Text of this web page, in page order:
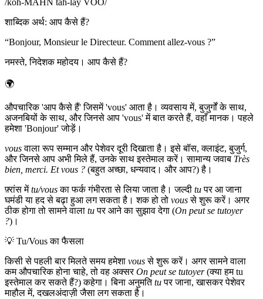
/koh-MAHN tah-lay VOO/
शाब्दिक अर्थ: आप कैसे हैं?
“Bonjour, Monsieur le Directeur. Comment allez-vous ?”
नमस्ते, निदेशक महोदय। आप कैसे हैं?
🌍
औपचारिक 'आप कैसे हैं' जिसमें 'vous' आता है। व्यवसाय में, बुजुर्गों के साथ,
अजनबियों के साथ, और जिनसे आप 'vous' में बात करते हैं, वहाँ मानक। पहले
हमेशा 'Bonjour' जोड़ें।
vousवाला रूप सम्मान और पेशेवर दूरी दिखाता है। इसे बॉस, क्लाइंट, बुजुर्ग,
और जिनसे आप अभी मिले हैं, उनके साथ इस्तेमाल करें। सामान्य जवाब Très
bien, merci. Et vous ? (बहुत अच्छा, धन्यवाद। और आप?) है।
फ़्रांस मेंtu/vousका फर्क गंभीरता से लिया जाता है। जल्दी tuपर आ जाना
घमंडी या हद से बढ़ा हुआ लग सकता है। शक हो तो vousसे शुरू करें। अगर
ठीक होगा तो सामने वाला tuपर आने का सुझाव देगा (On peut se tutoyer
?)।
💡 Tu/Vous का फैसला
किसी से पहली बार मिलते समय हमेशा vousसे शुरू करें। अगर सामने वाला
कम औपचारिक होना चाहे, तो वह अक्सरOn peut se tutoyer(क्या हम tu
इस्तेमाल कर सकते हैं?) कहेगा। बिना अनुमतिtuपर जाना, खासकर पेशेवर
माहौल में, दखलअंदाज़ी जैसा लग सकता है।